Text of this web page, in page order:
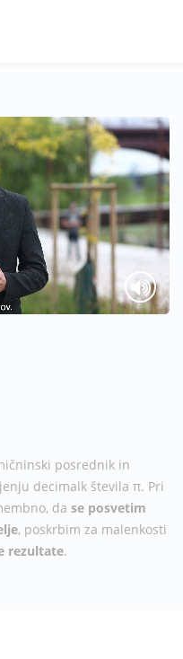
posrednik in
decimalk števila π. Pri
da se posvetim
, poskrbim za malenkosti
rezultate.